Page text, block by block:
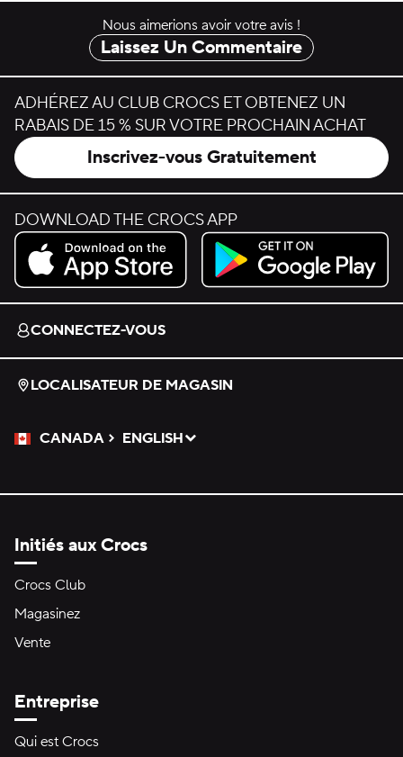
Nous aimerions avoir votre avis !
Laissez Un Commentaire
ADHÉREZ AU CLUB CROCS ET OBTENEZ UN
RABAIS DE 15 % SUR VOTRE PROCHAIN ACHAT
Inscrivez-vous Gratuitement
DOWNLOAD THE CROCS APP
Download on the App Store.
Get it on Google Play.
CONNECTEZ-VOUS
LOCALISATEUR DE MAGASIN
CANADA
Veuillez sélectionner une langue
ENGLISH
Sélectionné
Initiés aux Crocs
Crocs Club
Magasinez
Vente
Entreprise
Qui est Crocs